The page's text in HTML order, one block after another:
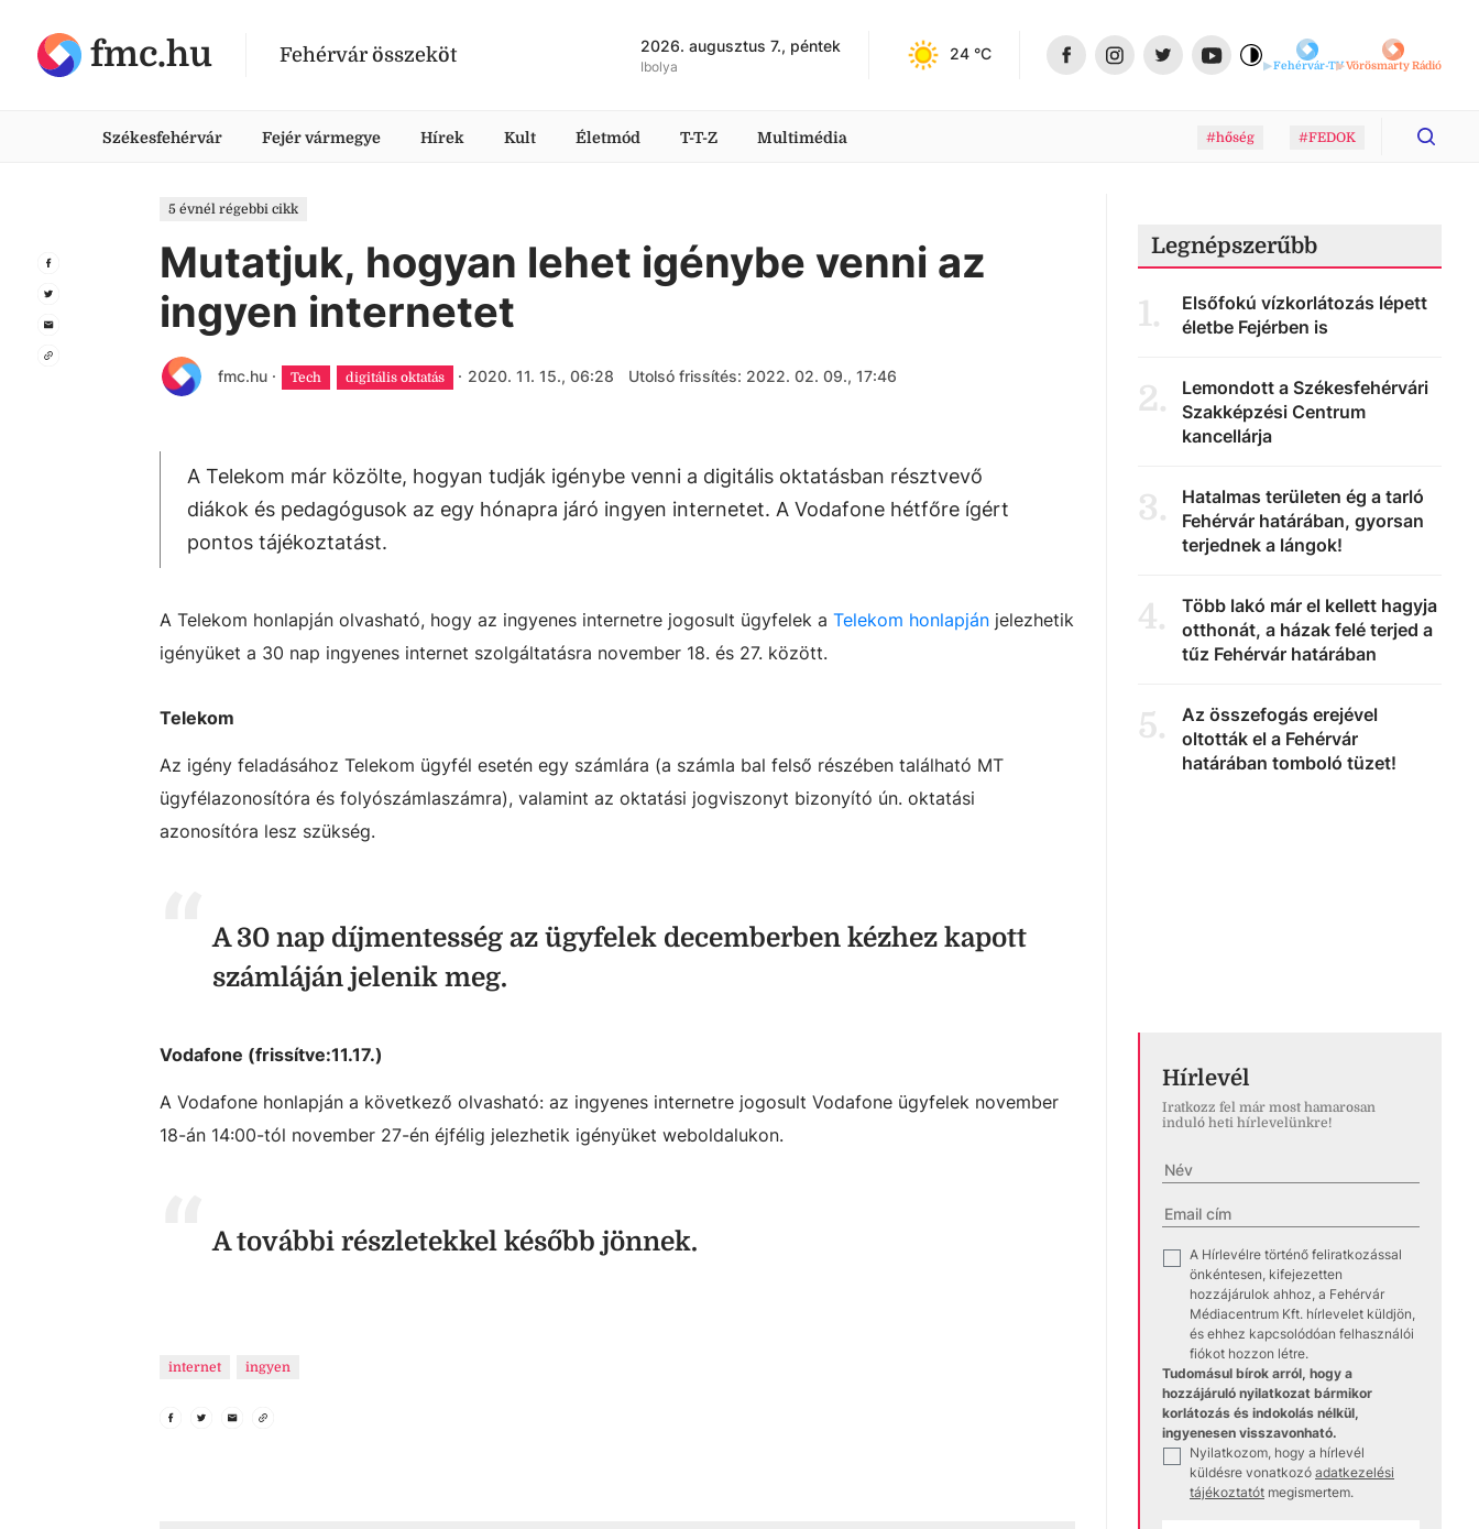
fmc.hu Fehérvár összeköt 2026. augusztus 7., péntek
Ibolya
24 °C
Fehérvár-TVVörösmarty Rádió
Székesfehérvár Fejér vármegye Hírek Kult Életmód T-T-Z Multimédia #hőség #FEDOK
5 évnél régebbi cikk
Mutatjuk, hogyan lehet igénybe venni az
ingyen internetet
fmc.hu · Tech digitális oktatás · 2020. 11. 15., 06:28 Utolsó frissítés: 2022. 02. 09., 17:46
A Telekom már közölte, hogyan tudják igénybe venni a digitális oktatásban résztvevő
diákok és pedagógusok az egy hónapra járó ingyen internetet. A Vodafone hétfőre ígért
pontos tájékoztatást.
A Telekom honlapján olvasható, hogy az ingyenes internetre jogosult ügyfelek a Telekom honlapján jelezhetik
igényüket a 30 nap ingyenes internet szolgáltatásra november 18. és 27. között.
Telekom
Az igény feladásához Telekom ügyfél esetén egy számlára (a számla bal felső részében található MT
ügyfélazonosítóra és folyószámlaszámra), valamint az oktatási jogviszonyt bizonyító ún. oktatási
azonosítóra lesz szükség.
A 30 nap díjmentesség az ügyfelek decemberben kézhez kapott
számláján jelenik meg.
Vodafone (frissítve:11.17.)
A Vodafone honlapján a következő olvasható: az ingyenes internetre jogosult Vodafone ügyfelek november
18-án 14:00-tól november 27-én éjfélig jelezhetik igényüket weboldalukon.
A további részletekkel később jönnek.
internet ingyen
Legnépszerűbb
1.
Elsőfokú vízkorlátozás lépett
életbe Fejérben is
2.
Lemondott a Székesfehérvári
Szakképzési Centrum
kancellárja
3.
Hatalmas területen ég a tarló
Fehérvár határában, gyorsan
terjednek a lángok!
4.
Több lakó már el kellett hagyja
otthonát, a házak felé terjed a
tűz Fehérvár határában
5.
Az összefogás erejével
oltották el a Fehérvár
határában tomboló tüzet!
Hírlevél
Iratkozz fel már most hamarosan
induló heti hírlevelünkre!
A Hírlevélre történő feliratkozással
önkéntesen, kifejezetten
hozzájárulok ahhoz, a Fehérvár
Médiacentrum Kft. hírlevelet küldjön,
és ehhez kapcsolódóan felhasználói
fiókot hozzon létre.
Tudomásul bírok arról, hogy a
hozzájáruló nyilatkozat bármikor
korlátozás és indokolás nélkül,
ingyenesen visszavonható.
Nyilatkozom, hogy a hírlevél
küldésre vonatkozó adatkezelési
tájékoztatót megismertem.